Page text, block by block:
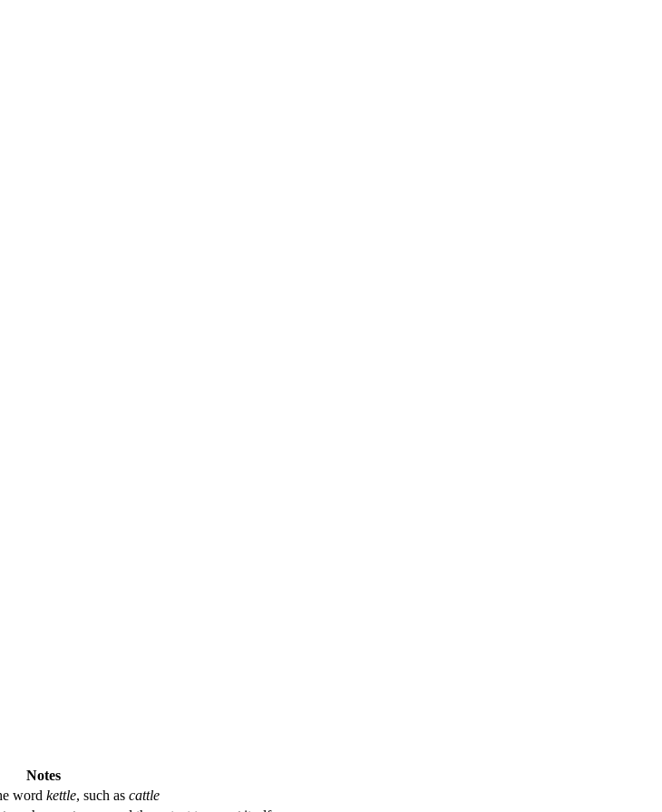
Notes
word kettle, such as cattle